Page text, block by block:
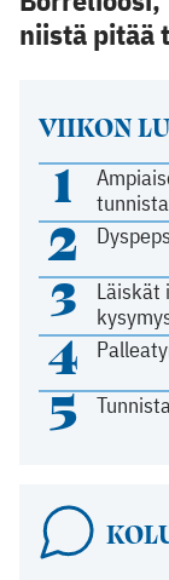
VIIKON
1
2
3
Läiskät
4
5
niistä pitää